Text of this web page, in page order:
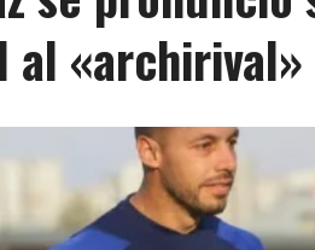
al «archirival»